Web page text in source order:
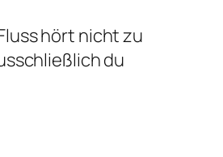
hört nicht zu
du